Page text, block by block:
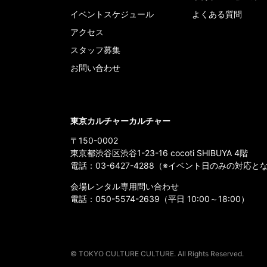
イベントスケジュール
アクセス
スタッフ募集
お問い合わせ
よくある質問
東京カルチャーカルチャー
〒150-0002
東京都渋谷区渋谷1-23-16 cocoti SHIBUYA 4階
電話： 03-6427-4288 （※イベント日のみの対応と
会場レンタル専用問い合わせ
電話： 050-5574-2639 （平日 10:00～18:00）
© TOKYO CULTURE CULTURE. All Rights Reserved.